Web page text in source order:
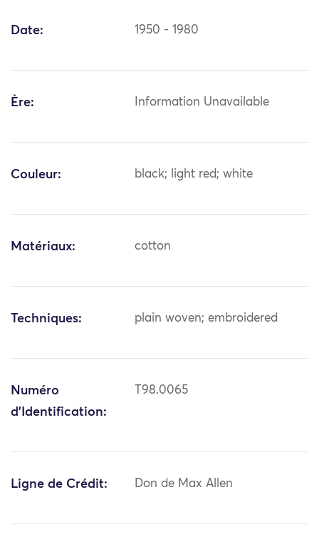
Date: 1950 - 1980
Ère: Information Unavailable
Couleur: black; light red; white
Matériaux: cotton
Techniques: plain woven; embroidered
Numéro
d'Identification:
T98.0065
Ligne de Crédit: Don de Max Allen